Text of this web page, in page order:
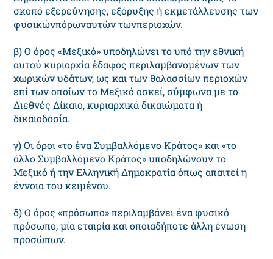
σκοπό εξερεύνησης, εξόρυξης ή εκμετάλλευσης των
φυσικώνπόρωναυτών τωνπεριοχών.
β) Ο όρος «Μεξικό» υποδηλώνει το υπό την εθνική
αυτού κυριαρχία έδαφος περιλαμβανομένων των
χωρικών υδάτων, ως και των θαλασσίων περιοχών
επί των οποίων το Μεξικό ασκεί, σύμφωνα με το
Διεθνές Δίκαιο, κυριαρχικά δικαιώματα ή
δικαιοδοσία.
γ) Οι όροι «το ένα Συμβαλλόμενο Κράτος» και «το
άλλο Συμβαλλόμενο Κράτος» υποδηλώνουν το
Μεξικό ή την Ελληνική Δημοκρατία όπως απαιτεί η
έννοια του κειμένου.
δ) Ο όρος «πρόσωπο» περιλαμβάνει ένα φυσικό
πρόσωπο, μία εταιρία και οποιαδήποτε άλλη ένωση
προσώπων.